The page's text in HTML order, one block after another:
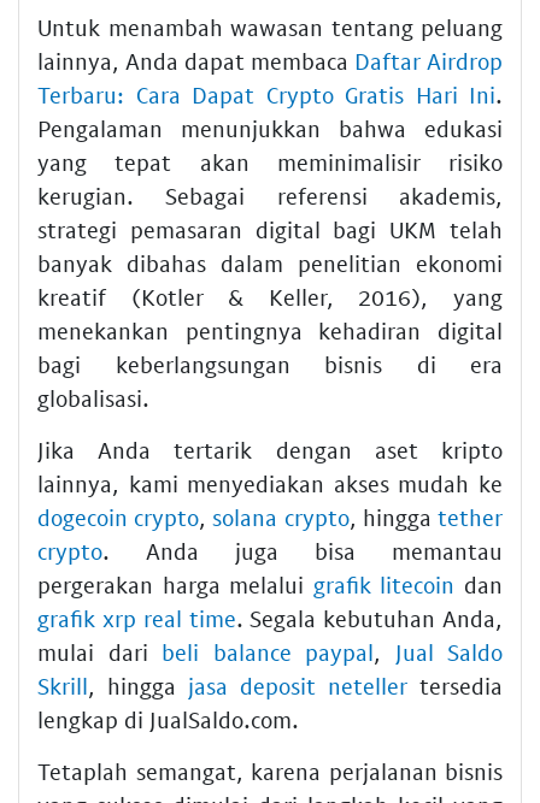
Untuk menambah wawasan tentang peluang
lainnya, Anda dapat membaca Daftar Airdrop
Terbaru: Cara Dapat Crypto Gratis Hari Ini.
Pengalaman menunjukkan bahwa edukasi
yang tepat akan meminimalisir risiko
kerugian. Sebagai referensi akademis,
strategi pemasaran digital bagi UKM telah
banyak dibahas dalam penelitian ekonomi
kreatif (Kotler & Keller, 2016), yang
menekankan pentingnya kehadiran digital
bagi keberlangsungan bisnis di era
globalisasi.
Jika Anda tertarik dengan aset kripto
lainnya, kami menyediakan akses mudah ke
dogecoin crypto,solana crypto, hinggatether
crypto. Anda juga bisa memantau
pergerakan harga melalui grafik litecoin dan
grafik xrp real time. Segala kebutuhan Anda,
mulai dari beli balance paypal, Jual Saldo
Skrill, hingga jasa deposit neteller tersedia
lengkap di JualSaldo.com.
Tetaplah semangat, karena perjalanan bisnis